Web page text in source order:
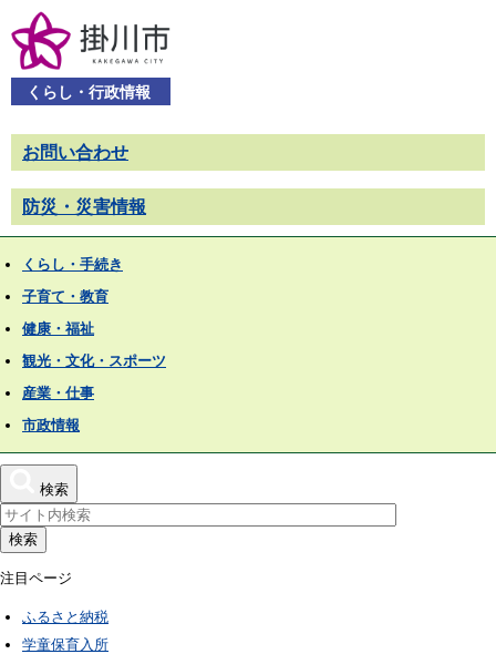
くらし・行政情報
お問い合わせ
防災・災害情報
くらし・手続き
子育て・教育
健康・福祉
観光・文化・スポーツ
産業・仕事
市政情報
検索
検索
注目ページ
ふるさと納税
学童保育入所